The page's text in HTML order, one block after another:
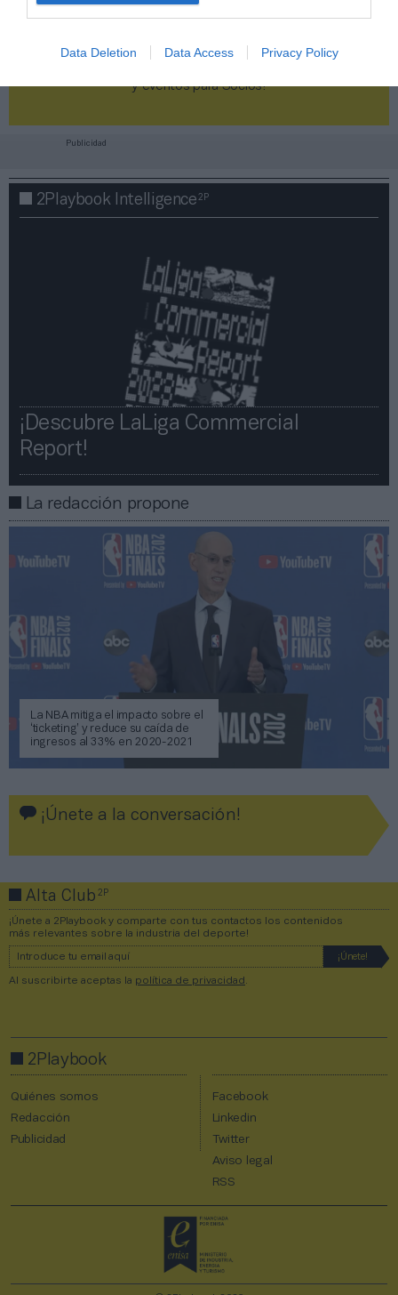
Data Deletion Data Access Privacy Policy
y eventos para Socios!​​​​​​​
Publicidad
2Playbook Intelligence2P
¡Descubre LaLiga Commercial
Report!​​
La redacción propone
La NBA mitiga el impacto sobre el
‘ticketing’ y reduce su caída de
ingresos al 33% en 2020-2021
¡Únete a la conversación!
Alta Club2P
¡Únete a 2Playbook y comparte con tus contactos los contenidos
más relevantes sobre la industria del deporte!
Al suscribirte aceptas la política de privacidad .
2Playbook
Quiénes somos
Redacción
Publicidad
Facebook
Linkedin
Twitter
Aviso legal
RSS